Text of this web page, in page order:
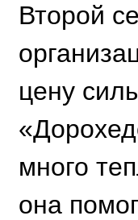
Второй
цену
много
она